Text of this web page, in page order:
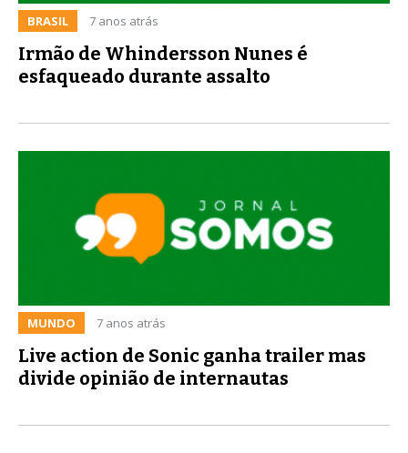
BRASIL 7 anos atrás
Irmão de Whindersson Nunes é
esfaqueado durante assalto
MUNDO 7 anos atrás
Live action de Sonic ganha trailer mas
divide opinião de internautas